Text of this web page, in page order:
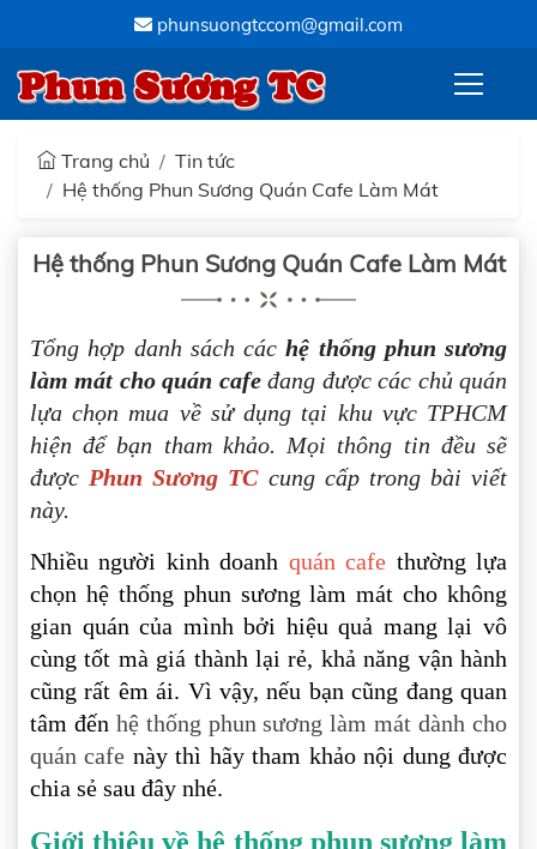
phunsuongtccom@gmail.com
Phun Sương TC
Trang chủ
Tin tức
Hệ thống Phun Sương Quán Cafe Làm Mát
Hệ thống Phun Sương Quán Cafe Làm Mát
Tổng hợp danh sách cáchệ thống phun sương
làm mát cho quán cafeđang được các chủ quán
lựa chọn mua về sử dụng tại khu vực TPHCM
hiện để bạn tham khảo. Mọi thông tin đều sẽ
được Phun Sương TCcung cấp trong bài viết
này.
Nhiều người kinh doanh quán cafe thường lựa
chọn hệ thống phun sương làm mát cho không
gian quán của mình bởi hiệu quả mang lại vô
cùng tốt mà giá thành lại rẻ, khả năng vận hành
cũng rất êm ái. Vì vậy, nếu bạn cũng đang quan
tâm đến hệ thống phun sương làm mát dành cho
quán cafe này thì hãy tham khảo nội dung được
chia sẻ sau đây nhé.
Giới thiệu về hệ thống phun sương làm